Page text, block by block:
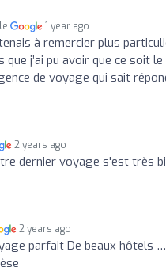
1 year ago
à remercier plus
j’ai pu avoir que ce soit
de voyage qui sait
2 years ago
dernier voyage s'est très
2 years ago
parfait De beaux hôtels